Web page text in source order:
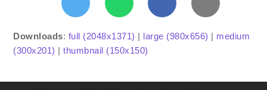
Downloads: full (2048x1371) | large (980x656) | medium
(300x201) |thumbnail (150x150)